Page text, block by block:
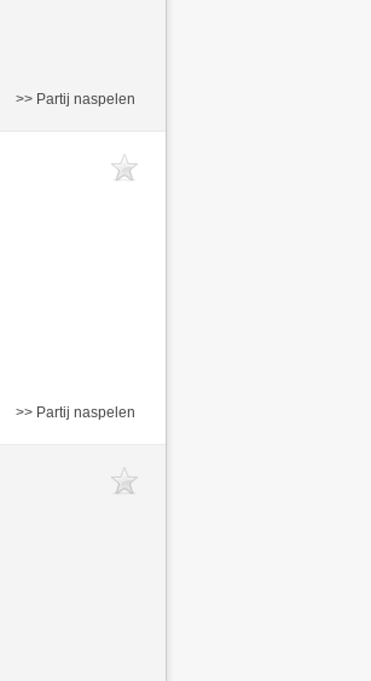
>> Partij naspelen
>> Partij naspelen